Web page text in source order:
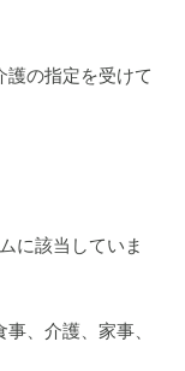
の指定を受けて
に該当していま
、介護、家事、